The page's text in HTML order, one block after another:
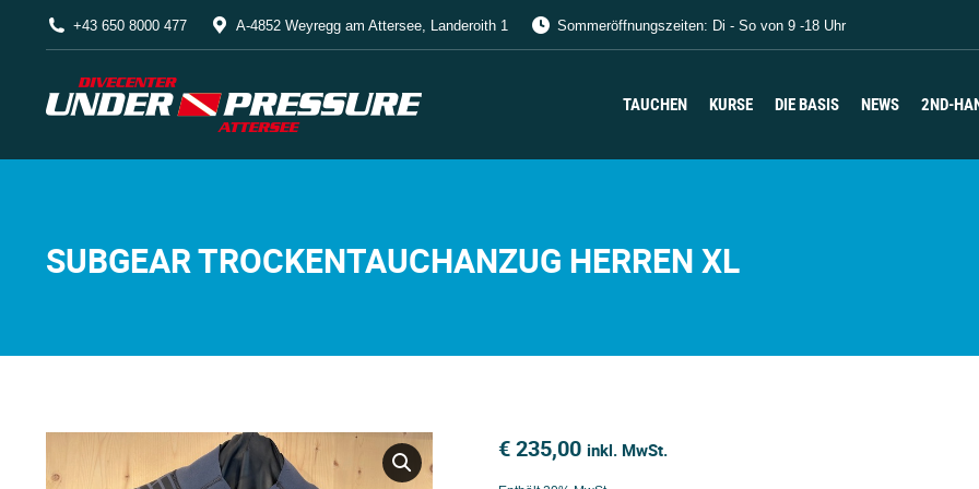
+43 650 8000 477 A-4852 Weyregg am Attersee, Landeroith 1 Sommeröffnungszeiten: Di - So von 9 -18 Uhr
TAUCHEN KURSE DIE BASIS NEWS 2ND-
SUBGEAR TROCKENTAUCHANZUG HERREN XL
€235,00 inkl. MwSt.
TAUCHEN KURSE DIE BASIS